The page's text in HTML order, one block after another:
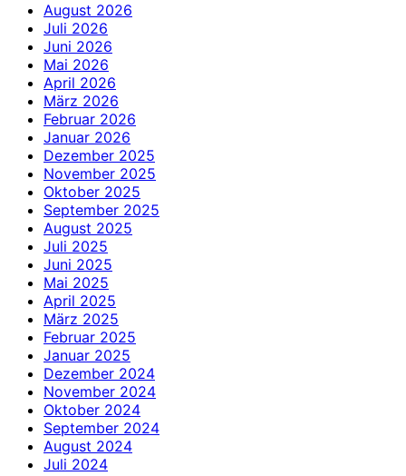
August 2026
Juli 2026
Juni 2026
Mai 2026
April 2026
März 2026
Februar 2026
Januar 2026
Dezember 2025
November 2025
Oktober 2025
September 2025
August 2025
Juli 2025
Juni 2025
Mai 2025
April 2025
März 2025
Februar 2025
Januar 2025
Dezember 2024
November 2024
Oktober 2024
September 2024
August 2024
Juli 2024